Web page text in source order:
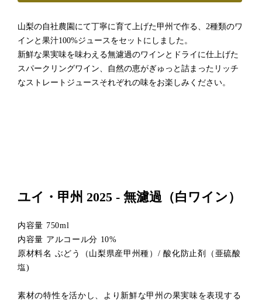
山梨の自社農園にて丁寧に育て上げた甲州で作る、2種類のワ
インと果汁100%ジュースをセットにしました。
新鮮な果実味を味わえる無濾過のワインとドライに仕上げた
スパークリングワイン、自然の恵がぎゅっと詰まったリッチ
なストレートジュースそれぞれの味をお楽しみください。
ユイ・甲州 2025 - 無濾過（白ワイン）
内容量 750ml
内容量 アルコール分 10%
原材料名 ぶどう（山梨県産甲州種）/ 酸化防止剤（亜硫酸
塩)
素材の特性を活かし、より新鮮な甲州の果実味を表現する